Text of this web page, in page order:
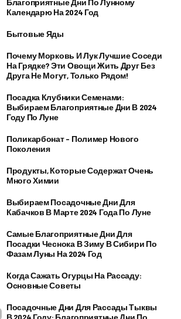
Благоприятные Дни По Лунному
Календарю На 2024 Год
Бытовые Яды
Почему Морковь И Лук Лучшие Соседи
На Грядке? Эти Овощи Жить Друг Без
Друга Не Могут, Только Рядом!
Посадка Клубники Семенами:
Выбираем Благоприятные Дни В 2024
Году По Луне
Поликарбонат – Полимер Нового
Поколения
Продукты, Которые Содержат Очень
Много Химии
Выбираем Посадочные Дни Для
Кабачков В Марте 2024 Года По Луне
Самые Благоприятные Дни Для
Посадки Чеснока В Зиму В Сибири По
Фазам Луны На 2024 Год
Когда Сажать Огурцы На Рассаду:
Основные Советы
Посадочные Дни Для Рассады Тыквы
В 2024 Году: Благоприятные Дни По